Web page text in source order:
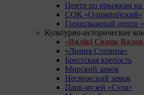
Центр по прыжкам на
СОК «Олимпийский»
Горнолыжный центр
Культурно-исторические
«Вялікі Свяцк
«Линия Сталина»
Брестская крепость
Мирский замок
Несвижский замок
Парк-музей «Сула»